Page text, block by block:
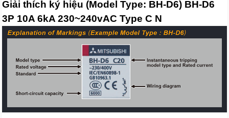
Giải thích ký hiệu (Model Type: BH-D6) BH-D6
3P 10A 6kA 230~240vAC Type C N